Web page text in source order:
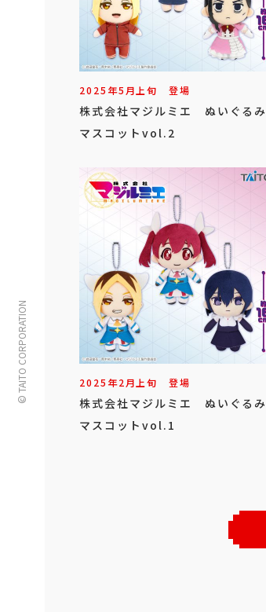
© TAITO CORPORATION
2025年5月上旬 登場
株式会社マジルミエ ぬいぐるみ
マスコットvol.2
2025年2月上旬 登場
株式会社マジルミエ ぬいぐるみ
マスコットvol.1